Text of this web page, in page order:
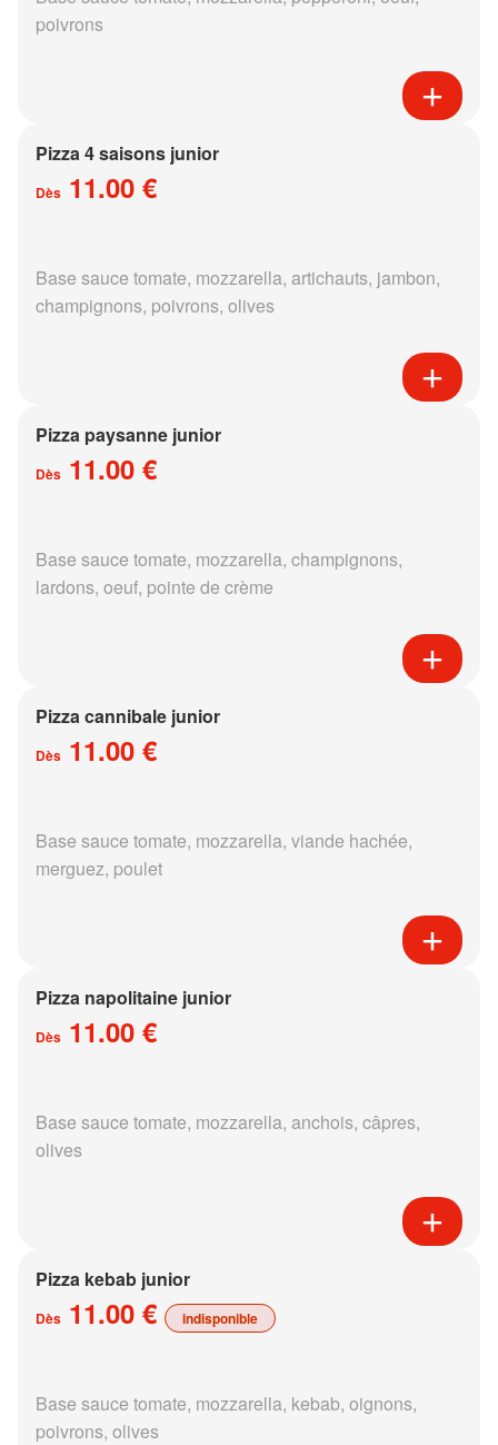
poivrons
Pizza 4 saisons junior
Dès 11.00 €
Base sauce tomate, mozzarella, artichauts, jambon,
champignons, poivrons, olives
Pizza paysanne junior
Dès 11.00 €
Base sauce tomate, mozzarella, champignons,
lardons, oeuf, pointe de crème
Pizza cannibale junior
Dès 11.00 €
Base sauce tomate, mozzarella, viande hachée,
merguez, poulet
Pizza napolitaine junior
Dès 11.00 €
Base sauce tomate, mozzarella, anchois, câpres,
olives
Pizza kebab junior
Dès 11.00 € indisponible
Base sauce tomate, mozzarella, kebab, oignons,
poivrons, olives